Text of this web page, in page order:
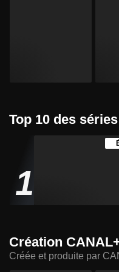
Top 10 des
1
Création
Créée et produite par